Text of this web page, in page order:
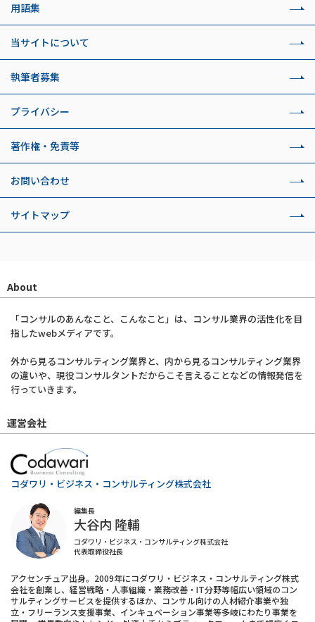
用語集
当サイトについて
執筆者募集
プライバシー
著作権・免責等
お問い合わせ
サイトマップ
About
「コンサルのあんなこと、こんなこと」は、コンサル業界の活性化を目
指したwebメディアです。
外から見るコンサルティング業界と、内から見るコンサルティング業界
の違いや、現役コンサルタントだからこそ言えることなどの情報発信を
行っていきます。
運営会社
コダワリ・ビジネス・コンサルティング株式会社
編集長
大谷内 隆輔
コダワリ・ビジネス・コンサルティング株式会社
代表取締役社長
アクセンチュア出身。2009年にコダワリ・ビジネス・コンサルティング株式
会社を創業し、経営戦略・人事組織・業務改善・IT分野等幅広い領域のコン
サルティングサービスを提供するほか、コンサル向けの人材紹介事業や独
立・フリーランス支援事業、インキュベーション事業等多岐にわたり事業を